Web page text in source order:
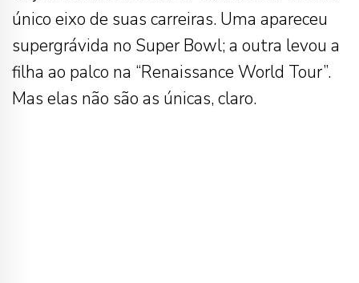
único eixo de suas carreiras. Uma apareceu
supergrávida no Super Bowl; a outra levou a
filha ao palco na “Renaissance World Tour”.
Mas elas não são as únicas, claro.